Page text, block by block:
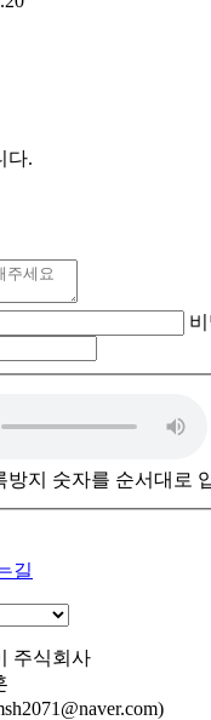
다.
방지 숫자를 순서대로
길
주식회사